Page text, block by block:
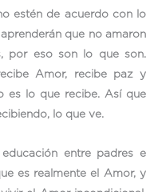
estén de acuerdo con lo
que no amaron
por eso son lo que son.
Amor, recibe paz y
es lo que recibe. Así que
lo que ve.
entre padres e
es realmente el Amor, y